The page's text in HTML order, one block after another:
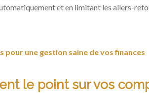
et en limitant les allers-
une gestion saine de vos finances
le point sur vos